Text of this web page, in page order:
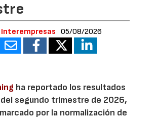
05/08/2026
ha reportado los resultados
segundo trimestre de 2026,
por la normalización de